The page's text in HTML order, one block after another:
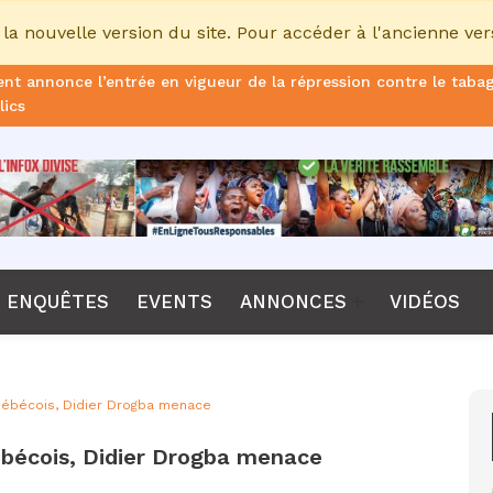
nouvelle version du site. Pour accéder à l'ancienne
annonce l’entrée en vigueur de la répression contre le
le non-renouvellement du contrat d'Emerse Faé à la tête
nouveau sélectionneur de l’équipe de France
CPI, Karim Khan, démis de ses fonctions par les États parties
ENQUÊTES EVENTS ANNONCES VIDÉOS
Didier Drogba menace
Didier Drogba menace